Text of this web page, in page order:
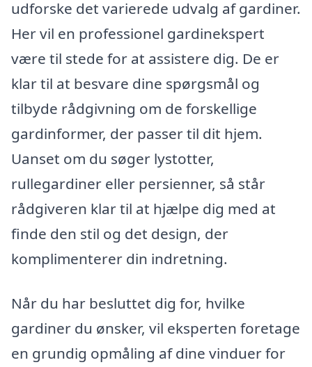
udforske det varierede udvalg af gardiner.
Her vil en professionel gardinekspert
være til stede for at assistere dig. De er
klar til at besvare dine spørgsmål og
tilbyde rådgivning om de forskellige
gardinformer, der passer til dit hjem.
Uanset om du søger lystotter,
rullegardiner eller persienner, så står
rådgiveren klar til at hjælpe dig med at
finde den stil og det design, der
komplimenterer din indretning.
Når du har besluttet dig for, hvilke
gardiner du ønsker, vil eksperten foretage
en grundig opmåling af dine vinduer for